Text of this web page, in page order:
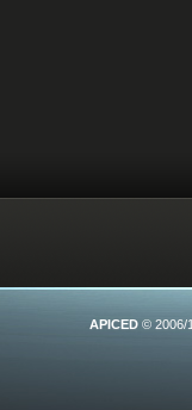
APICED © 2006/